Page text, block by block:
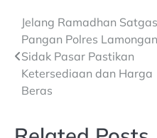
Post
navigation
Jelang Ramadhan Satgas
Pangan Polres Lamongan
Sidak Pasar Pastikan
Ketersediaan dan Harga
Beras